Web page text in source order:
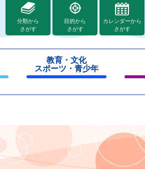
分類から
さがす
目的から
さがす
カレンダーから
さがす
教育・文化
スポーツ・青少年
じ
じ